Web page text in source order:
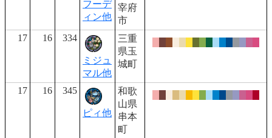
フーデ
ィン他
宰府
市
17
16 334
ミジュ
マル他
三重
県玉
城町
17 16 345
ピィ他
和歌
山県
串本
町